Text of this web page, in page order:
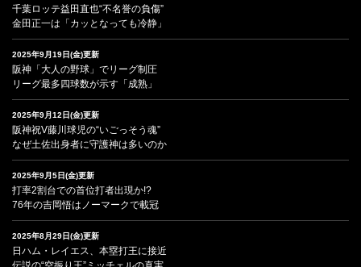
千葉ロッテ益田直也“不名誉の負傷”
金田正一は「カッとなっても冷静」
2025年9月19日(金)更新
阪神「大人の野球」でリーグ制圧
リーグ最多四球数が示す「成熟」
2025年9月12日(金)更新
阪神祝V藤川球児の“いごっそう魂”
なぜ土佐出身者に守護神は多いのか
2025年9月5日(金)更新
打率2割台での首位打者出現か!?
76年の吉岡悟はノーマークで載冠
2025年8月29日(金)更新
日ハム・レイエス、本塁打王に接近